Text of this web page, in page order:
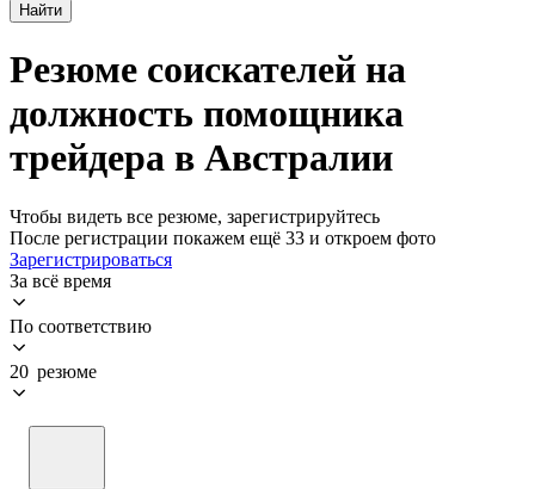
Найти
Резюме соискателей на
должность помощника
трейдера в Австралии
Чтобы видеть все резюме, зарегистрируйтесь
После регистрации покажем ещё 33 и откроем фото
Зарегистрироваться
За всё время
По соответствию
20 резюме